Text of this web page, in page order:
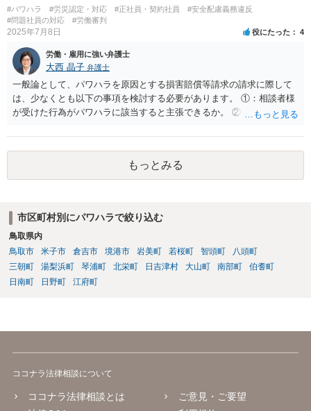
#パワハラ #労災認定・対応 #正社員・契約社員
#安全配慮義務違反
#問題社員の対応
#労働審判
2025年7月8日 役にたった 4
労働・雇用に強い弁護士
大西 晶子 弁護士
一般論として、パワハラを原因とする損害賠償等請求の請求に際して
は、少なくとも以下の事項を検討する必要があります。 ①：相談者様
が受けた行為がパワハラに該当すると主張できるか。 ②：会社が、当
と主張できるか。 ③：当該パワハラ行為のせいで相談者様が適応障害
を患ったと主張できるか。 ④：①②③の主張を裏付ける証拠がどの程
度充実しているか。 ⑤：未払残業代等、会社に対して他に請求できそ
うなものはあるか。 ①～③により、パワハラ行為をした本人/会社の両
り、交渉のみで妥協べきか、訴訟も見据えて徹底的に責任追求できそ
うかを検討することになります。 また、会社に対して他に請求できそ
うなものがあれば（⑤）、パワハラの証拠が多少不足していたとして
も、併せて請求することによって、解決金の増額事由として扱うこと
を検討する余地があります。 具体的なご事情が分からないため、抽象
的な説明にとどまり申し訳ありません。 ただ、パワハラを原因とする
もっとみる
市区町村別にパワハラで絞り込む
鳥取県内
鳥取市
米子市 倉吉市 境港市 岩美町 若桜町 智頭町
八頭町
三朝町
湯梨浜町 琴浦町 北栄町 日吉津村 大山町 南部町
伯耆町
日南町
日野町 江府町
ココナラ法律相談について
ココナラ法律相談とは
ご意見・ご要望